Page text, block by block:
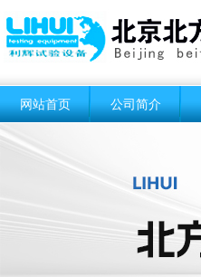
网站首页 公司简介